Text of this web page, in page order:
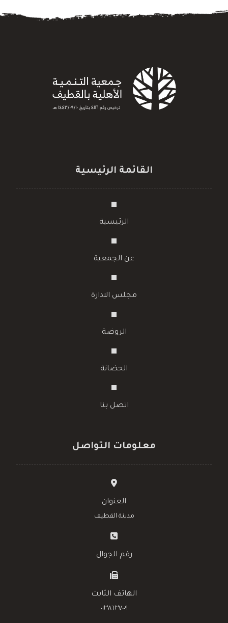
القائمة الرئيسية
الرئيسية
عن الجمعية
مجلس الادارة
الروضة
الحضانة
اتصل بنا
معلومات التواصل
العنوان
مدينة القطيف
رقم الجوال
الهاتف الثابت
٠١٣٨٦٣٧٠٠٩